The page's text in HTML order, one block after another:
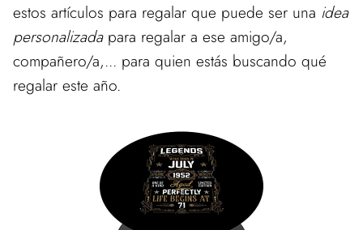
estos artículos para regalar que puede ser una idea
personalizadapara regalar a ese amigo/a,
compañero/a,... para quien estás buscando qué
regalar este año.